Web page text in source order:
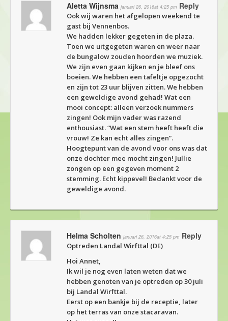
Aletta Wijnsma januari 26, 2016at 4:25 pm Reply
Ook wij waren het afgelopen weekend te
gast bij Vennenbos.
We hadden lekker gegeten in de plaza.
Toen we uitgegeten waren en weer naar
de bungalow zouden hoorden we muziek.
We zijn even gaan kijken en je bleef ons
boeien. We hebben een tafeltje opgezocht
en zijn tot 23 uur blijven zitten. We hebben
een geweldige avond gehad! Wat een
mooi concept: alleen verzoek nummers
zingen! Ook mijn vader was razend
enthousiast. “Wat een stem heeft heeft die
vrouw! Ze kan echt alles zingen”.
Hoogtepunt van de avond voor ons was dat
onze dochter mee mocht zingen! Jullie
zongen op een gegeven moment 2
stemming. Echt kippevel! Bedankt voor de
geweldige avond.
Helma Scholten januari 26, 2016at 4:25 pm Reply
Optreden Landal Wirfttal (DE)
Hoi Annet,
Ik wil je nog even laten weten dat we
hebben genoten van je optreden op 30 juli
bij Landal Wirfttal.
Eerst op een bankje bij de receptie, later
op het terras van onze stacaravan.